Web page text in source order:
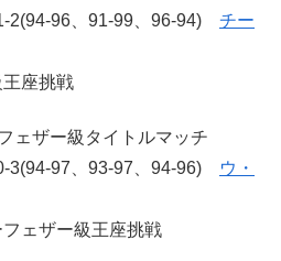
96、91-99、96-94) チー
座挑戦
ェザー級タイトルマッチ
97、93-97、94-96)
ウ・
ェザー級王座挑戦